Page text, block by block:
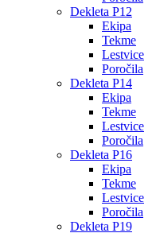
Dekleta P12
Ekipa
Tekme
Lestvice
Poročila
Dekleta P14
Ekipa
Tekme
Lestvice
Poročila
Dekleta P16
Ekipa
Tekme
Lestvice
Poročila
Dekleta P19